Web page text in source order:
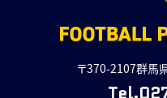
〒370-2107群馬